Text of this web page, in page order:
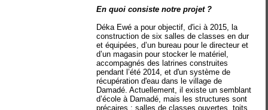
En quoi consiste notre projet ?
Déka Ewé a pour objectif, d'ici à 2015, la
construction de six salles de classes en dur
et équipées, d’un bureau pour le directeur et
d’un magasin pour stocker le matériel,
accompagnés des latrines construites
pendant l’été 2014, et d'un système de
récupération d'eau dans le village de
Damadé. Actuellement, il existe un semblant
d’école à Damadé, mais les structures sont
précaires : salles de classes ouvertes, toits